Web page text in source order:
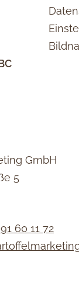
GmbH
5
60 11 72